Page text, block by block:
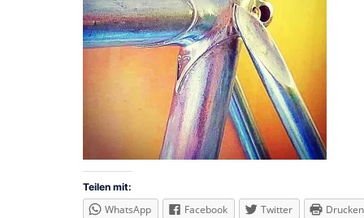
Teilen mit:
WhatsApp Facebook Twitter Drucken